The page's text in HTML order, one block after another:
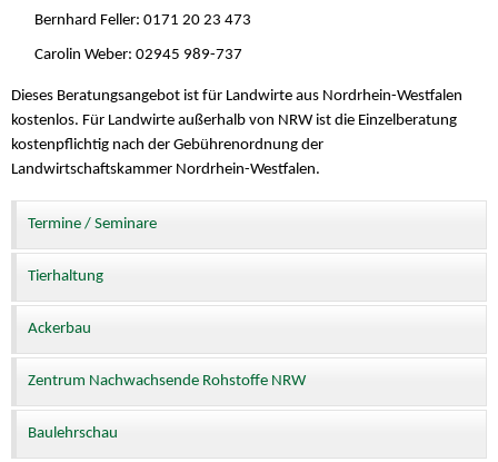
Bernhard Feller: 0171 20 23 473
Carolin Weber: 02945 989-737
Dieses Beratungsangebot ist für Landwirte aus Nordrhein-Westfalen
kostenlos. Für Landwirte außerhalb von NRW ist die Einzelberatung
kostenpflichtig nach der Gebührenordnung der
Landwirtschaftskammer Nordrhein-Westfalen.
Termine / Seminare
Tierhaltung
Ackerbau
Zentrum Nachwachsende Rohstoffe NRW
Baulehrschau